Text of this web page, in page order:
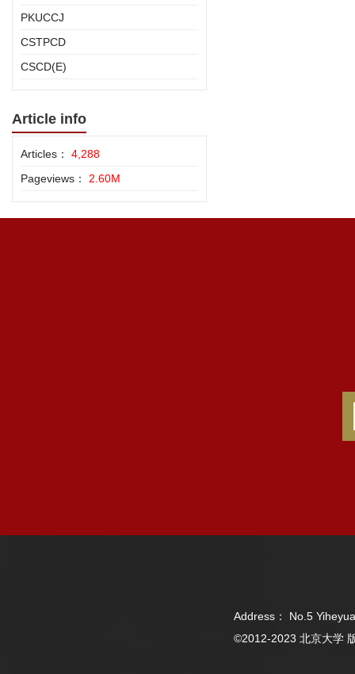
PKUCCJ
CSTPCD
CSCD(E)
Article info
Articles： 4,288
Pageviews： 2.60M
Address： No.5
©2012-2023 北京大学